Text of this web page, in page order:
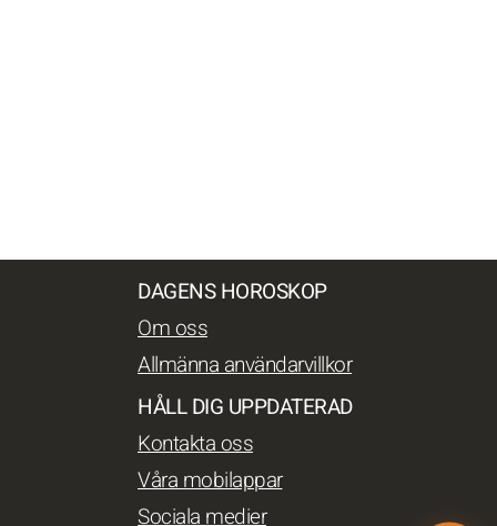
DAGENS HOROSKOP
Om oss
Allmänna användarvillkor
HÅLL DIG UPPDATERAD
Kontakta oss
Våra mobilappar
Sociala medier